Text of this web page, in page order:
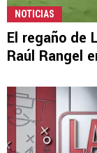
NOTICIAS
El regaño de
Raúl Rangel